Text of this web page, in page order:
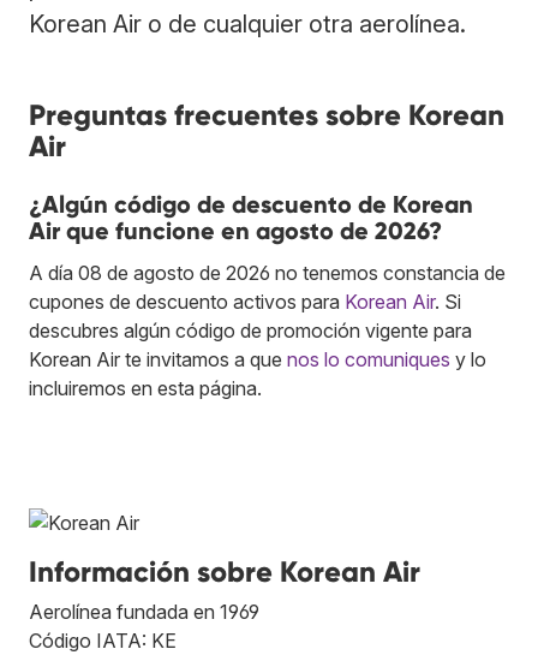
Korean Air o de cualquier otra aerolínea.
Preguntas frecuentes sobre Korean
Air
¿Algún código de descuento de Korean
Air que funcione en agosto de 2026?
A día 08 de agosto de 2026 no tenemos constancia de
cupones de descuento activos para Korean Air. Si
descubres algún código de promoción vigente para
Korean Air te invitamos a que nos lo comuniques y lo
incluiremos en esta página.
Información sobre Korean Air
Aerolínea fundada en 1969
Código IATA: KE